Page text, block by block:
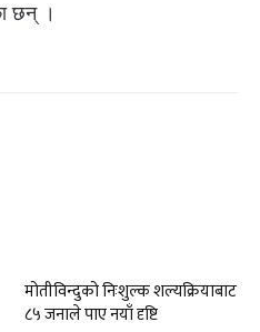
छन् ।
मोतीविन्दुको निःशुल्क शल्यक्रियाबाट
८५ जनाले पाए नयाँ दृष्टि